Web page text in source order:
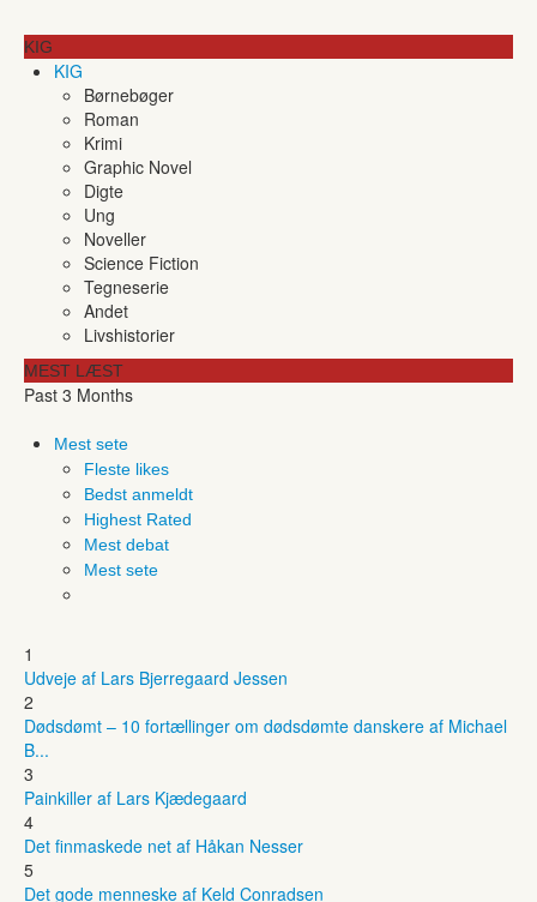
KIG
KIG
Børnebøger
Roman
Krimi
Graphic Novel
Digte
Ung
Noveller
Science Fiction
Tegneserie
Andet
Livshistorier
MEST LÆST
Past 3 Months
Mest sete
Fleste likes
Bedst anmeldt
Highest Rated
Mest debat
Mest sete
1
Udveje af Lars Bjerregaard Jessen
2
Dødsdømt – 10 fortællinger om dødsdømte danskere af Michael
B...
3
Painkiller af Lars Kjædegaard
4
Det finmaskede net af Håkan Nesser
5
Det gode menneske af Keld Conradsen